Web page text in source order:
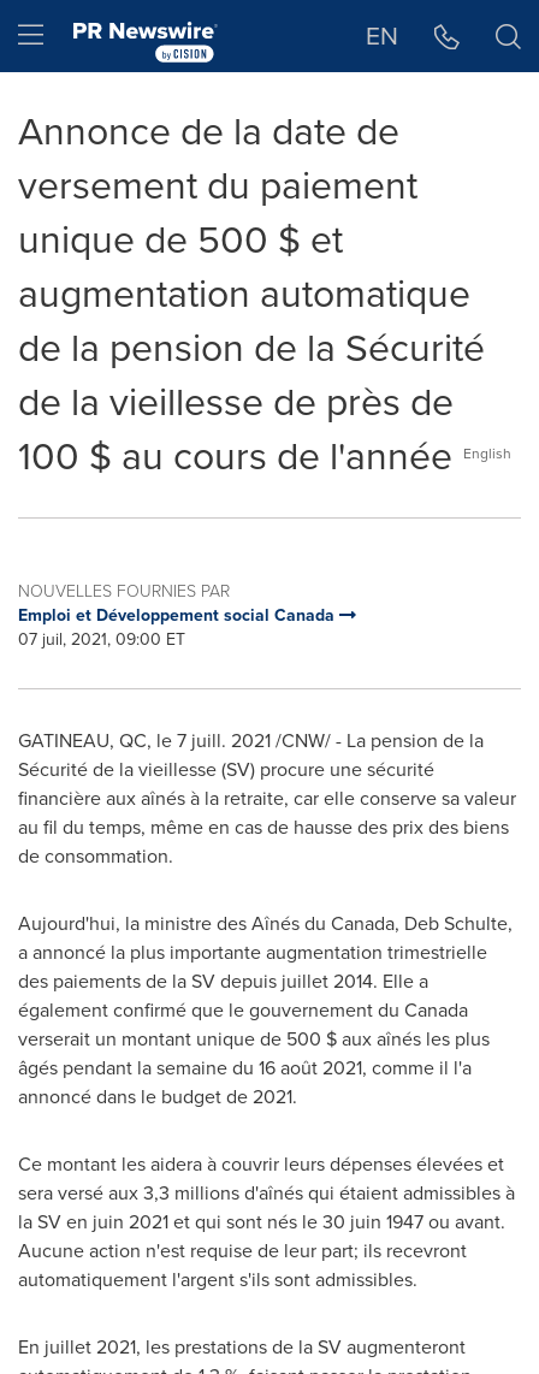
Hamburger menu EN
Annonce de la date de
versement du paiement
unique de 500 $ et
augmentation automatique
de la pension de la Sécurité
de la vieillesse de près de
100 $ au cours de l'année
English
NOUVELLES FOURNIES PAR
Emploi et Développement social Canada
07 juil, 2021, 09:00 ET
GATINEAU, QC, le 7 juill. 2021 /CNW/ - La pension de la
Sécurité de la vieillesse (SV) procure une sécurité
financière aux aînés à la retraite, car elle conserve sa valeur
au fil du temps, même en cas de hausse des prix des biens
de consommation.
Aujourd'hui, la ministre des Aînés du Canada, Deb Schulte,
a annoncé la plus importante augmentation trimestrielle
des paiements de la SV depuis juillet 2014. Elle a
également confirmé que le gouvernement du Canada
verserait un montant unique de 500 $ aux aînés les plus
âgés pendant la semaine du 16 août 2021, comme il l'a
annoncé dans le budget de 2021.
Ce montant les aidera à couvrir leurs dépenses élevées et
sera versé aux 3,3 millions d'aînés qui étaient admissibles à
la SV en juin 2021 et qui sont nés le 30 juin 1947 ou avant.
Aucune action n'est requise de leur part; ils recevront
automatiquement l'argent s'ils sont admissibles.
En juillet 2021, les prestations de la SV augmenteront